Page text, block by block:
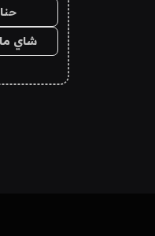
حنا
شاي